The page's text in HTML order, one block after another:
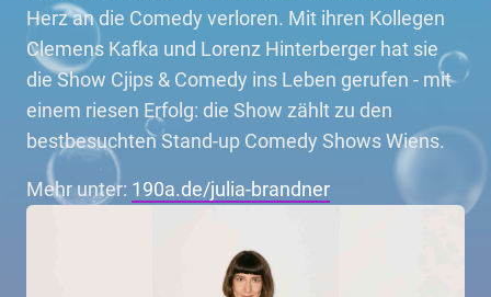
Herz an die Comedy verloren. Mit ihren Kollegen
Clemens Kafka und Lorenz Hinterberger hat sie
die Show Cjips & Comedy ins Leben gerufen - mit
einem riesen Erfolg: die Show zählt zu den
bestbesuchten Stand-up Comedy Shows Wiens.
Mehr unter: 190a.de/julia-brandner